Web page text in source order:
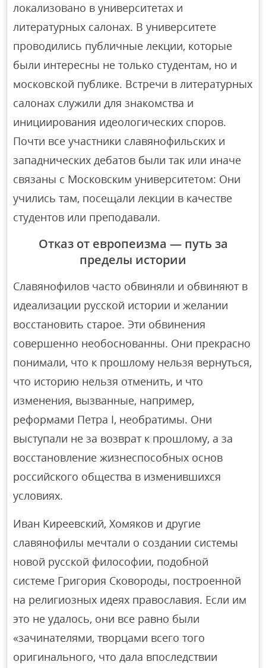
локализовано в университетах и
литературных салонах. В университете
проводились публичные лекции, которые
были интересны не только студентам, но и
московской публике. Встречи в литературных
салонах служили для знакомства и
инициирования идеологических споров.
Почти все участники славянофильских и
западнических дебатов были так или иначе
связаны с Московским университетом: Они
учились там, посещали лекции в качестве
студентов или преподавали.
Отказ от европеизма — путь за
пределы истории
Славянофилов часто обвиняли и обвиняют в
идеализации русской истории и желании
восстановить старое. Эти обвинения
совершенно необоснованны. Они прекрасно
понимали, что к прошлому нельзя вернуться,
что историю нельзя отменить, и что
изменения, вызванные, например,
реформами Петра I, необратимы. Они
выступали не за возврат к прошлому, а за
восстановление жизнеспособных основ
российского общества в изменившихся
условиях.
Иван Киреевский, Хомяков и другие
славянофилы мечтали о создании системы
новой русской философии, подобной
системе Григория Сковороды, построенной
на религиозных идеях православия. Если им
это не удалось, они все равно были
«зачинателями, творцами всего того
оригинального, что дала впоследствии